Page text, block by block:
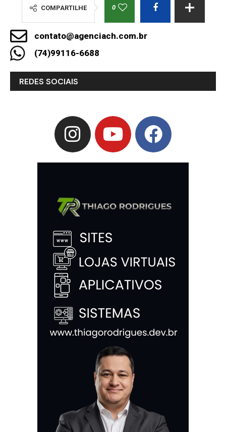
COMPARTILHE 0
contato@agenciach.com.br
(74)99116-6688
REDES SOCIAIS